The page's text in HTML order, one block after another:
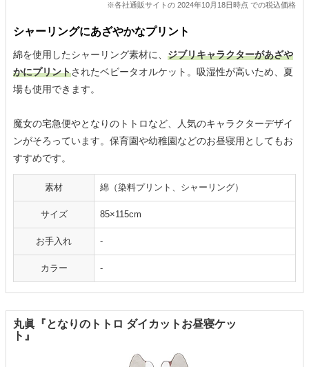
※各社通販サイトの 2024年10月18日時点 での税込価格
シャーリングにあざやかなプリント
綿を使用したシャーリング素材に、 ジブリキャラクターがあざや
かにプリントされたベビータオルケット。吸湿性が高いため、夏
場も使用できます。
魔女の宅急便やとなりのトトロなど、人気のキャラクターデザイ
ンがそろっています。保育園や幼稚園などのお昼寝用としてもお
すすめです。
素材 綿（染料プリント、シャーリング）
サイズ 85×115cm
お手入れ -
カラー -
丸眞『となりのトトロ ダイカットお昼寝ケッ
ト』